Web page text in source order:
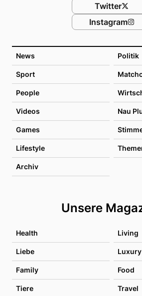
News Politik
Sport
People
Videos Nau
Games
Lifestyle
Archiv
Unsere
Health Living
Liebe Luxury
Family Food
Tiere Travel
Twitter
Instagram